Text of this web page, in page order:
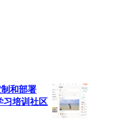
和部署
培训社区